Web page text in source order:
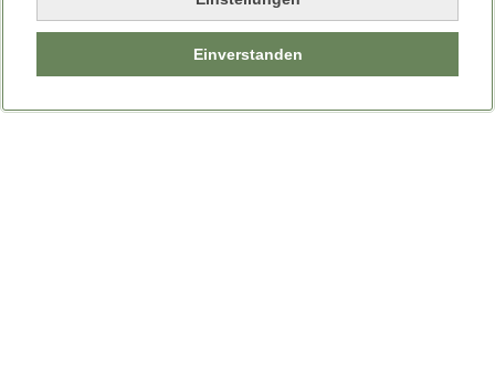
Einverstanden